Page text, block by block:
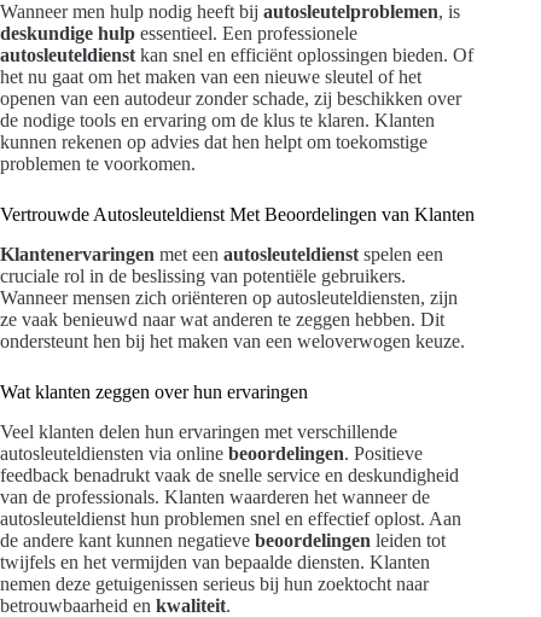
Wanneer men hulp nodig heeft bij autosleutelproblemen, is
deskundige hulp essentieel. Een professionele
autosleuteldienst kan snel en efficiënt oplossingen bieden. Of
het nu gaat om het maken van een nieuwe sleutel of het
openen van een autodeur zonder schade, zij beschikken over
de nodige tools en ervaring om de klus te klaren. Klanten
kunnen rekenen op advies dat hen helpt om toekomstige
problemen te voorkomen.
Vertrouwde Autosleuteldienst Met Beoordelingen van Klanten
Klantenervaringen met een autosleuteldienst spelen een
cruciale rol in de beslissing van potentiële gebruikers.
Wanneer mensen zich oriënteren op autosleuteldiensten, zijn
ze vaak benieuwd naar wat anderen te zeggen hebben. Dit
ondersteunt hen bij het maken van een weloverwogen keuze.
Wat klanten zeggen over hun ervaringen
Veel klanten delen hun ervaringen met verschillende
autosleuteldiensten via online beoordelingen. Positieve
feedback benadrukt vaak de snelle service en deskundigheid
van de professionals. Klanten waarderen het wanneer de
autosleuteldienst hun problemen snel en effectief oplost. Aan
de andere kant kunnen negatieve beoordelingen leiden tot
twijfels en het vermijden van bepaalde diensten. Klanten
nemen deze getuigenissen serieus bij hun zoektocht naar
betrouwbaarheid en kwaliteit.